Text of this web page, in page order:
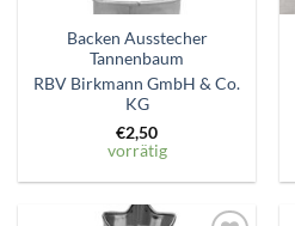
Backen Ausstecher
Tannenbaum
RBV Birkmann GmbH & Co.
KG
€2,50
vorrätig